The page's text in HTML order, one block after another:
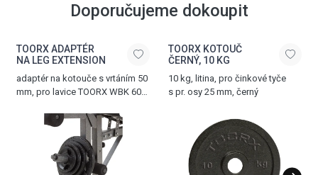
Doporučujeme dokoupit
TOORX ADAPTÉR
NA LEG EXTENSION
adaptér na kotouče s vrtáním 50
mm, pro lavice TOORX WBK 60
TOORX KOTOUČ
ČERNÝ, 10 KG
10 kg, litina, pro činkové tyče
s pr. osy 25 mm, černý